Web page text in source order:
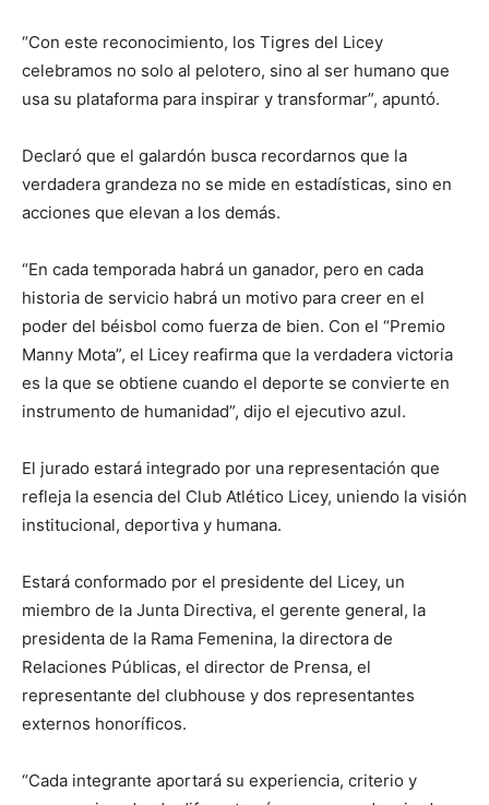
“Con este reconocimiento, los Tigres del Licey
celebramos no solo al pelotero, sino al ser humano que
usa su plataforma para inspirar y transformar”, apuntó.
Declaró que el galardón busca recordarnos que la
verdadera grandeza no se mide en estadísticas, sino en
acciones que elevan a los demás.
“En cada temporada habrá un ganador, pero en cada
historia de servicio habrá un motivo para creer en el
poder del béisbol como fuerza de bien. Con el “Premio
Manny Mota”, el Licey reafirma que la verdadera victoria
es la que se obtiene cuando el deporte se convierte en
instrumento de humanidad”, dijo el ejecutivo azul.
El jurado estará integrado por una representación que
refleja la esencia del Club Atlético Licey, uniendo la visión
institucional, deportiva y humana.
Estará conformado por el presidente del Licey, un
miembro de la Junta Directiva, el gerente general, la
presidenta de la Rama Femenina, la directora de
Relaciones Públicas, el director de Prensa, el
representante del clubhouse y dos representantes
externos honoríficos.
“Cada integrante aportará su experiencia, criterio y